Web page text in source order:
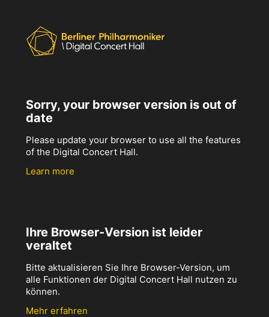
Sorry, your browser version is out of
date
Please update your browser to use all the features
of the Digital Concert Hall.
Learn more
Ihre Browser-Version ist leider
veraltet
Bitte aktualisieren Sie Ihre Browser-Version, um
alle Funktionen der Digital Concert Hall nutzen zu
können.
Mehr erfahren